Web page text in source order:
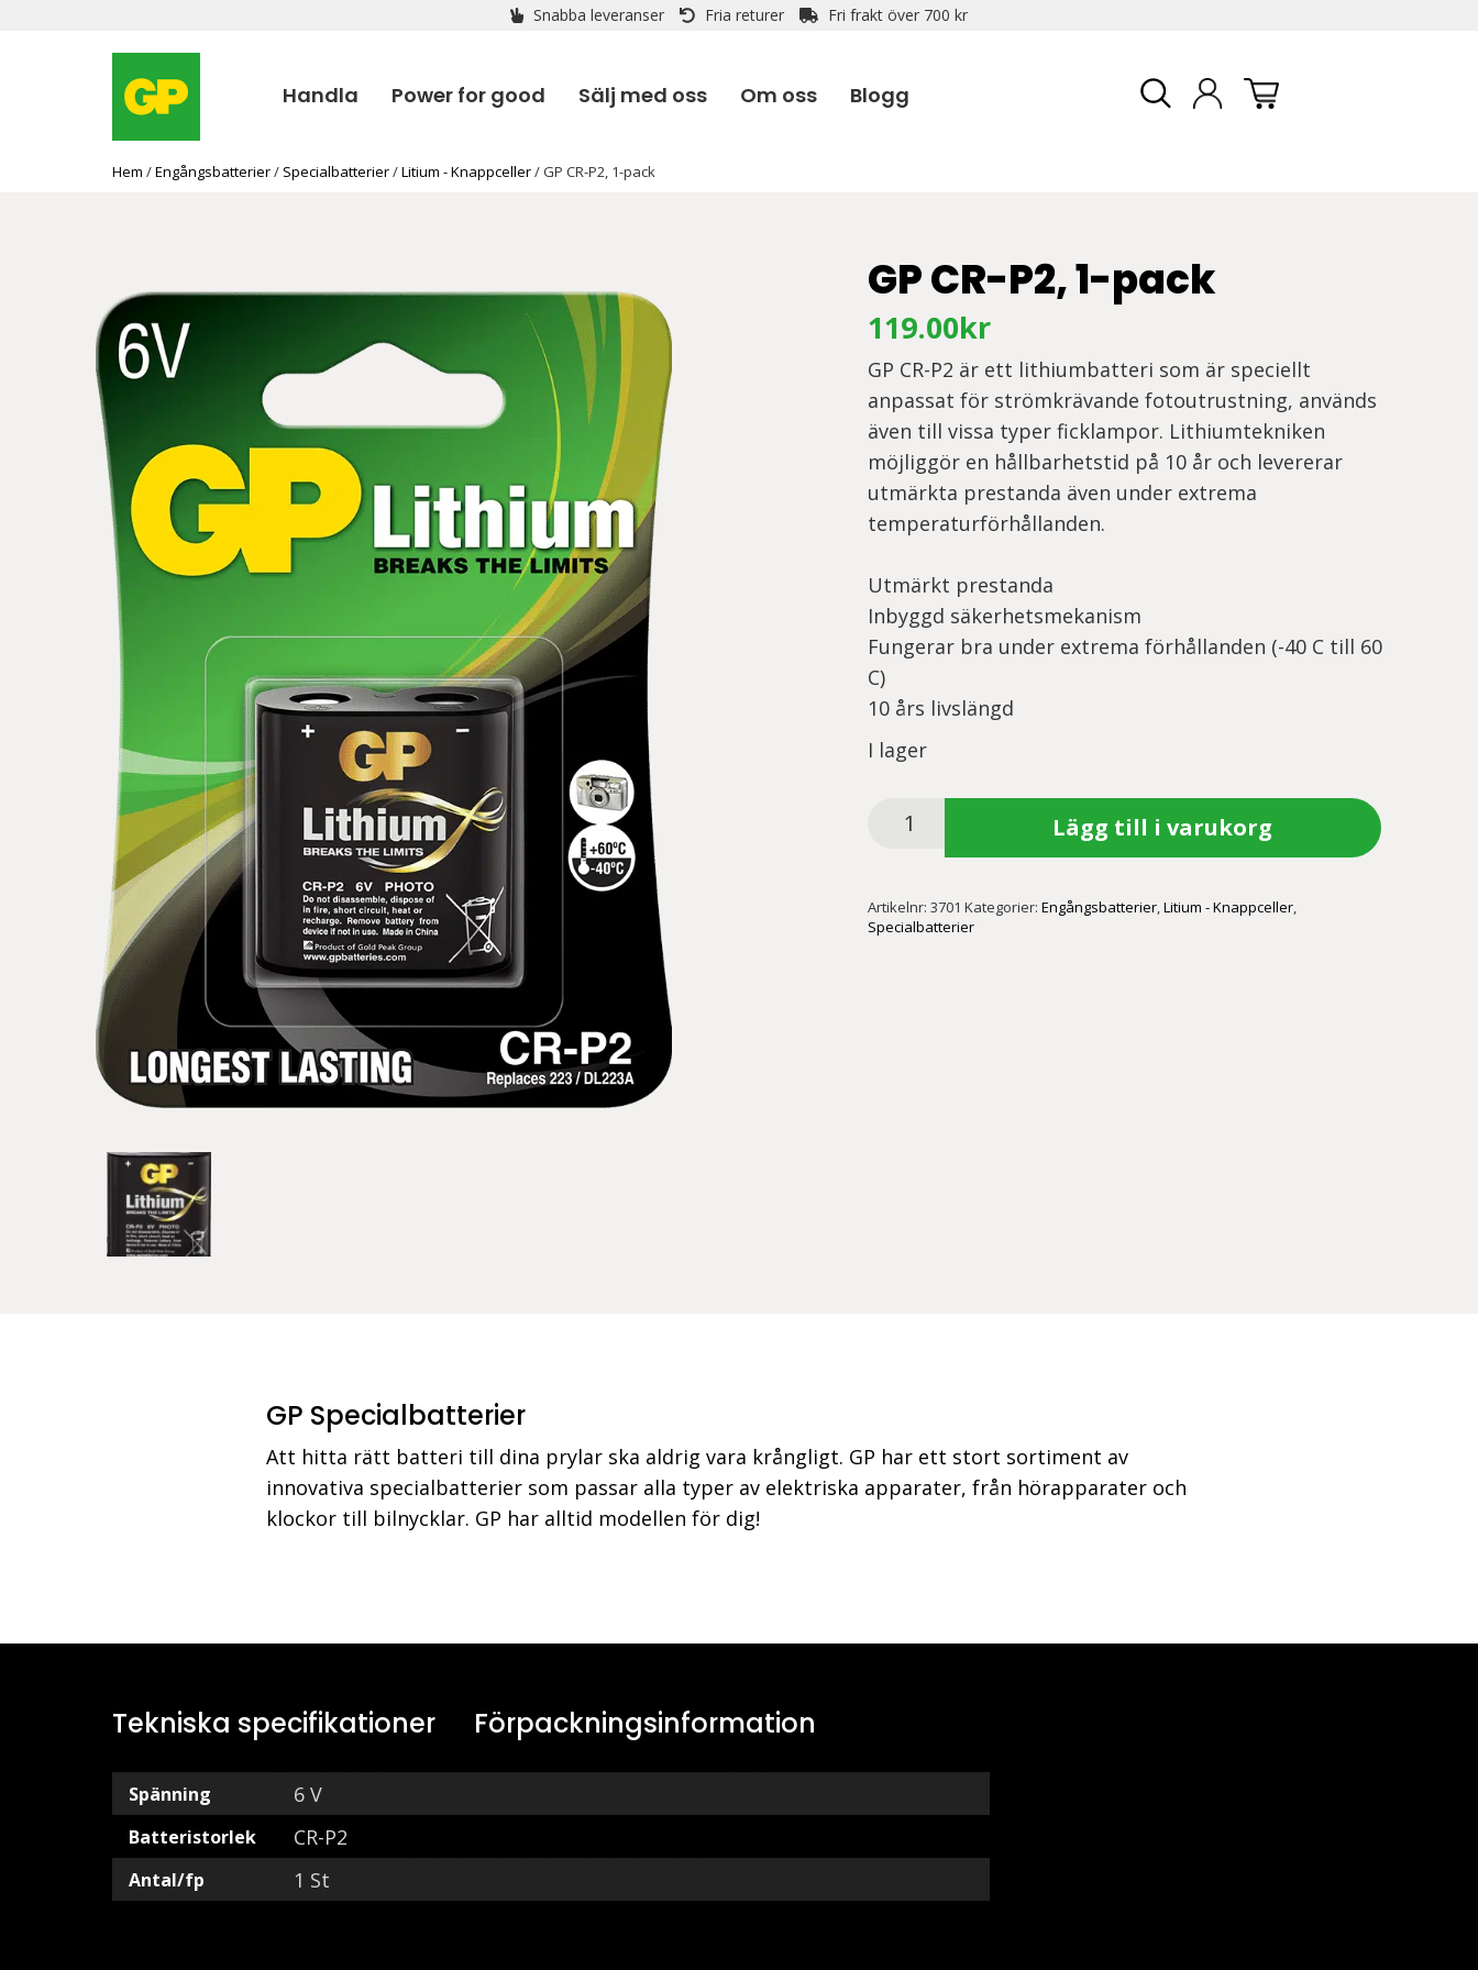
Snabba leveranser Fria returer Fri frakt över 700 kr
Handla Power for good Sälj med oss Om oss Blogg
Hem /Engångsbatterier/ Specialbatterier/Litium - Knappceller/ GP CR-P2, 1-pack
GP CR-P2, 1-pack
119.00kr
GP CR-P2 är ett lithiumbatteri som är speciellt
anpassat för strömkrävande fotoutrustning, används
även till vissa typer ficklampor. Lithiumtekniken
möjliggör en hållbarhetstid på 10 år och levererar
utmärkta prestanda även under extrema
temperaturförhållanden.
Utmärkt prestanda
Inbyggd säkerhetsmekanism
Fungerar bra under extrema förhållanden (-40 C till 60
C)
10 års livslängd
I lager
pack
Lägg till i varukorg
Artikelnr: 3701 Kategorier: Engångsbatterier,Litium - Knappceller,
Specialbatterier
GP Specialbatterier
Att hitta rätt batteri till dina prylar ska aldrig vara krångligt. GP har ett stort sortiment av
innovativa specialbatterier som passar alla typer av elektriska apparater, från hörapparater och
klockor till bilnycklar. GP har alltid modellen för dig!
Tekniska specifikationer Förpackningsinformation
Spänning 6 V
Batteristorlek CR-P2
Antal/fp 1 St